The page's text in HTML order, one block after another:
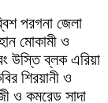
পরগনা জেলা
মোকামী ও
উস্তি ব্লক এরিয়া
শিরয়ানী ও
ও কমরেড সাদা